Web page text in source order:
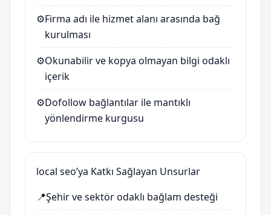
⚙️Firma adı ile hizmet alanı arasında bağ
kurulması
⚙️Okunabilir ve kopya olmayan bilgi odaklı
içerik
⚙️Dofollow bağlantılar ile mantıklı
yönlendirme kurgusu
local seo’ya Katkı Sağlayan Unsurlar
📍Şehir ve sektör odaklı bağlam desteği